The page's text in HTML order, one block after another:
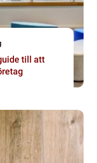
till att